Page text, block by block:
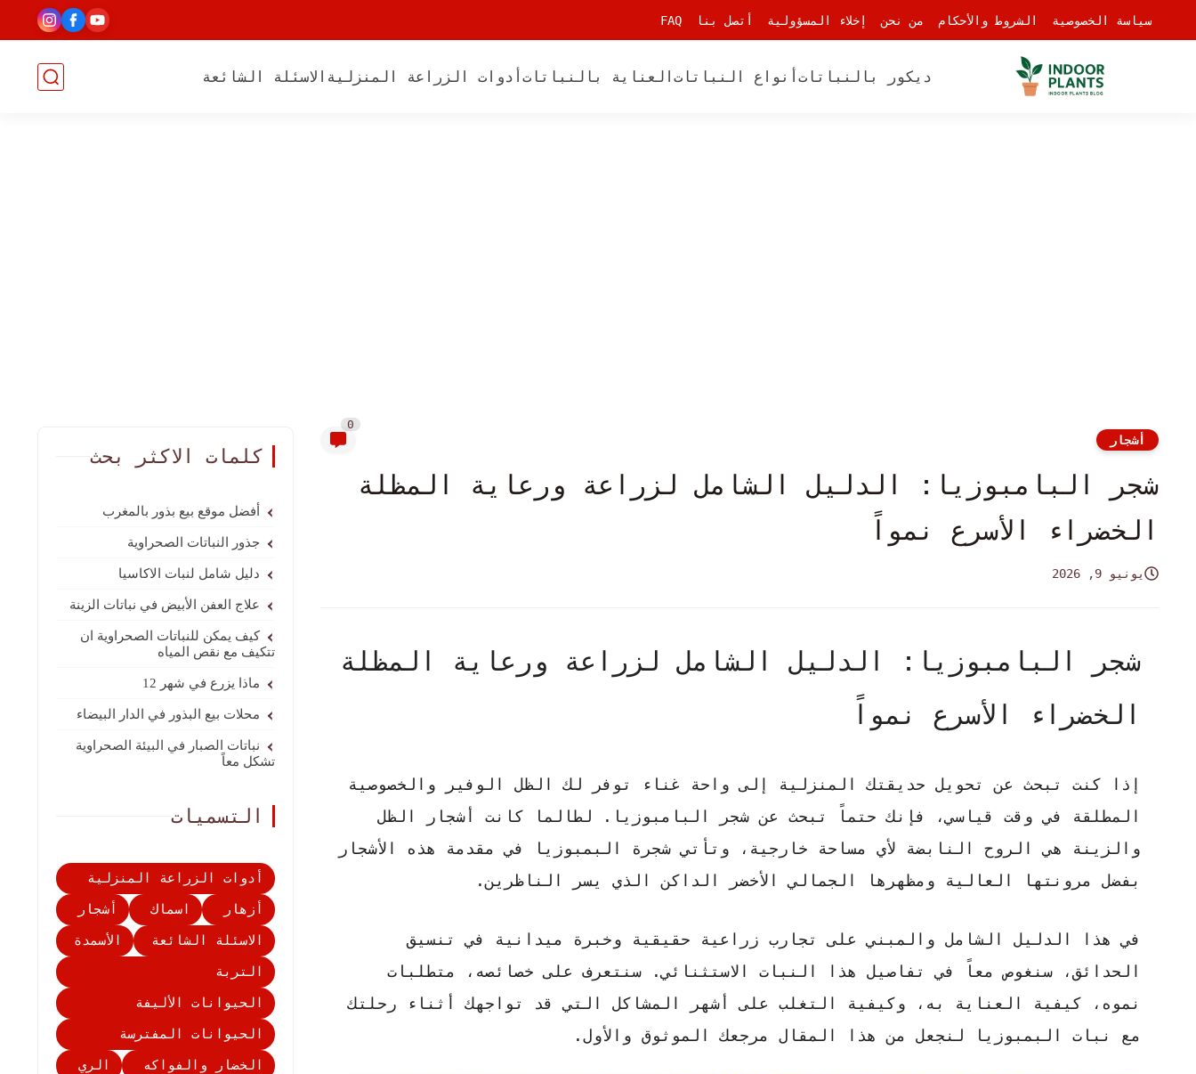
سياسة الخصوصية
الشروط والأحكام من نحن إخلاء المسؤولية أتصل بنا FAQ
ديكور بالنباتات أنواع النباتات العناية بالنباتات أدوات الزراعة المنزلية الاسئلة الشائعة
أشجار
0
شجر البامبوزيا: الدليل الشامل لزراعة ورعاية المظلة
الخضراء الأسرع نمواً
يونيو 9, 2026
شجر البامبوزيا: الدليل الشامل لزراعة ورعاية المظلة
الخضراء الأسرع نمواً
إذا كنت تبحث عن تحويل حديقتك المنزلية إلى واحة غناء توفر لك الظل الوفير والخصوصية
المطلقة في وقت قياسي، فإنك حتماً تبحث عن شجر البامبوزيا . لطالما كانت أشجار الظل
والزينة هي الروح النابضة لأي مساحة خارجية، وتأتي شجرة البمبوزيا
في مقدمة هذه الأشجار
بفضل مرونتها العالية ومظهرها الجمالي الأخضر الداكن الذي يسر الناظرين.
في هذا الدليل الشامل والمبني على تجارب زراعية حقيقية وخبرة ميدانية في تنسيق
الحدائق، سنغوص معاً في تفاصيل هذا النبات الاستثنائي. سنتعرف على خصائصه، متطلبات
نموه، كيفية العناية به، وكيفية التغلب على أشهر المشاكل التي قد تواجهك أثناء رحلتك
مع
نبات البمبوزيا لنجعل من هذا المقال مرجعك الموثوق والأول.
كلمات الاكثر بحث
أفضل موقع بيع بذور بالمغرب
جذور النباتات الصحراوية
دليل شامل لنبات الاكاسيا
علاج العفن الأبيض في نباتات الزينة
كيف يمكن للنباتات الصحراوية ان
تتكيف مع نقص المياه
ماذا يزرع في شهر 12
محلات بيع البذور في الدار البيضاء
نباتات الصبار في البيئة الصحراوية
تشكل معاً
التسميات
أدوات الزراعة المنزلية
أزهار
اسماك
أشجار
الاسئلة الشائعة
الأسمدة
التربة
الحيوانات الأليفة
الحيوانات المفترسة
الخضار والفواكه
الري